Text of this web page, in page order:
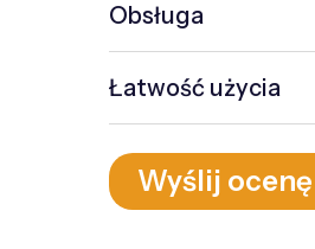
Obsługa
Łatwość użycia
Wyślij ocenę